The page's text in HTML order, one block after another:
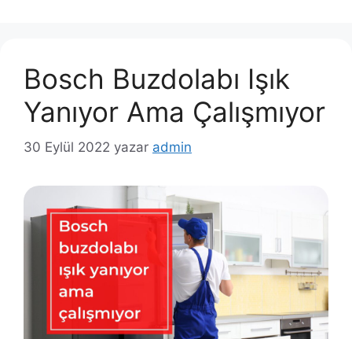
Bosch Buzdolabı Işık
Yanıyor Ama Çalışmıyor
30 Eylül 2022 yazar admin